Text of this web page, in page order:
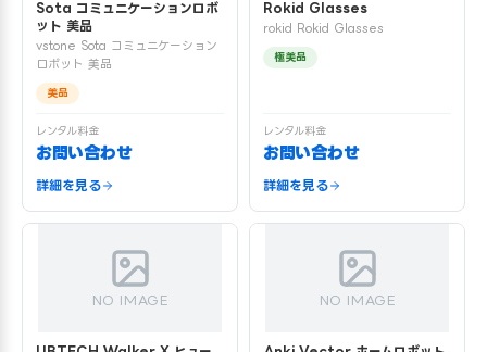
Sota コミュニケーションロボ
ット 美品
vstone Sota コミュニケーション
ロボット 美品
美品
レンタル料金
お問い合わせ
詳細を見る
Rokid Glasses
rokid Rokid Glasses
極美品
レンタル料金
お問い合わせ
詳細を見る
NO IMAGE NO IMAGE